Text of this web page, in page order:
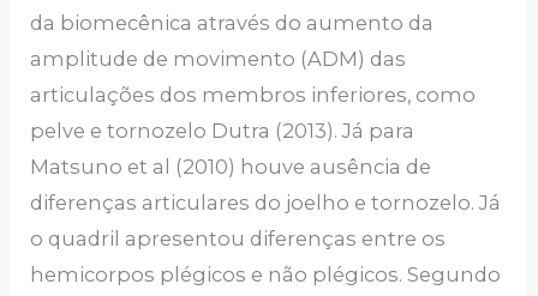
da biomecênica através do aumento da
amplitude de movimento (ADM) das
articulações dos membros inferiores, como
pelve e tornozelo Dutra (2013). Já para
Matsuno et al (2010) houve ausência de
diferenças articulares do joelho e tornozelo. Já
o quadril apresentou diferenças entre os
hemicorpos plégicos e não plégicos. Segundo